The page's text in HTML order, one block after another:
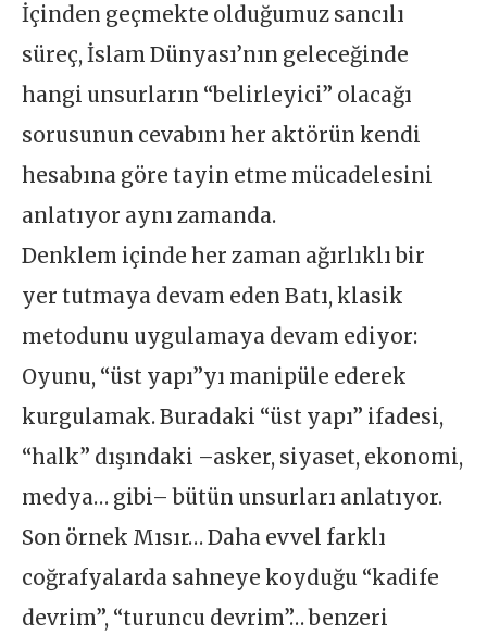
İçinden geçmekte olduğumuz sancılı
süreç, İslam Dünyası’nın geleceğinde
hangi unsurların “belirleyici” olacağı
sorusunun cevabını her aktörün kendi
hesabına göre tayin etme mücadelesini
anlatıyor aynı zamanda.
Denklem içinde her zaman ağırlıklı bir
yer tutmaya devam eden Batı, klasik
metodunu uygulamaya devam ediyor:
Oyunu, “üst yapı”yı manipüle ederek
kurgulamak. Buradaki “üst yapı” ifadesi,
“halk” dışındaki –asker, siyaset, ekonomi,
medya… gibi– bütün unsurları anlatıyor.
Son örnek Mısır… Daha evvel farklı
coğrafyalarda sahneye koyduğu “kadife
devrim”, “turuncu devrim”… benzeri